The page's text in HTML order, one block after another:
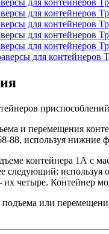
для контейнеров
для контейнеров
для контейнеров
для контейнеров
для контейнеров
и перемещения
88, используя нижние
контейнера 1А с
используя
четыре. Контейнер
подъема или